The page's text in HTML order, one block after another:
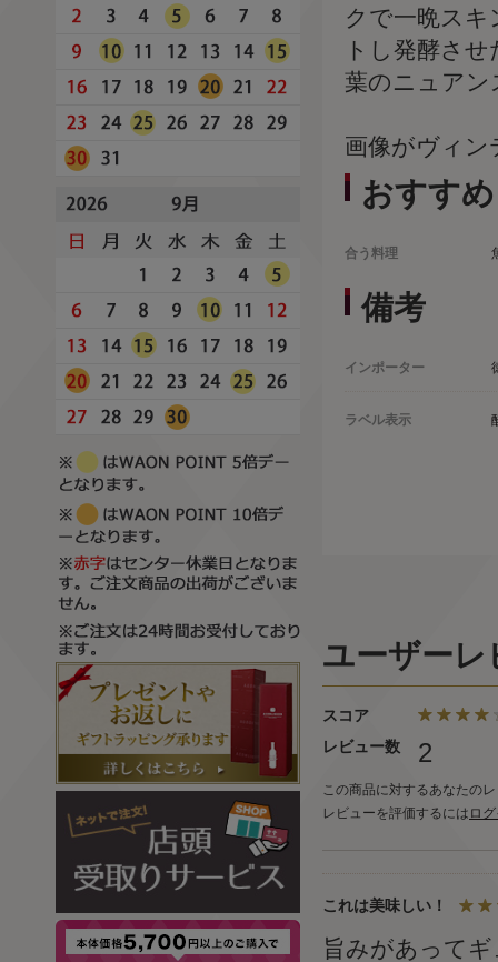
クで一晩ス
トし発酵さ
葉のニュアン
画像がヴィン
おすすめ
合う料理
備考
インポーター
ラベル表示
ユーザーレ
スコア
レビュー数
2
この商品に対するあなたの
レビューを評価するには ロ
これは美味しい！
旨みがあって